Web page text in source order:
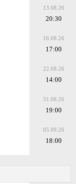
13.08.26
20:30
16.08.26
17:00
22.08.26
14:00
31.08.26
19:00
05.09.26
18:00